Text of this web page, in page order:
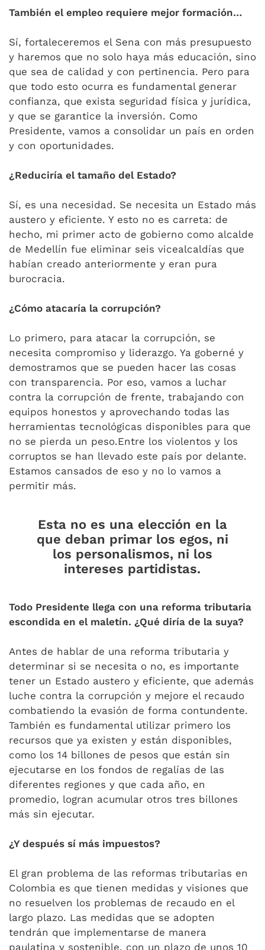
También el empleo requiere mejor formación…
Sí, fortaleceremos el Sena con más presupuesto
y haremos que no solo haya más educación, sino
que sea de calidad y con pertinencia. Pero para
que todo esto ocurra es fundamental generar
confianza, que exista seguridad física y jurídica,
y que se garantice la inversión. Como
Presidente, vamos a consolidar un país en orden
y con oportunidades.
¿Reduciría el tamaño del Estado?
Sí, es una necesidad. Se necesita un Estado más
austero y eficiente. Y esto no es carreta: de
hecho, mi primer acto de gobierno como alcalde
de Medellín fue eliminar seis vicealcaldías que
habían creado anteriormente y eran pura
burocracia.
¿Cómo atacaría la corrupción?
Lo primero, para atacar la corrupción, se
necesita compromiso y liderazgo. Ya goberné y
demostramos que se pueden hacer las cosas
con transparencia. Por eso, vamos a luchar
contra la corrupción de frente, trabajando con
equipos honestos y aprovechando todas las
herramientas tecnológicas disponibles para que
no se pierda un peso.Entre los violentos y los
corruptos se han llevado este país por delante.
Estamos cansados de eso y no lo vamos a
permitir más.
Esta no es una elección en la
que deban primar los egos, ni
los personalismos, ni los
intereses partidistas.
Todo Presidente llega con una reforma tributaria
escondida en el maletín. ¿Qué diría de la suya?
Antes de hablar de una reforma tributaria y
determinar si se necesita o no, es importante
tener un Estado austero y eficiente, que además
luche contra la corrupción y mejore el recaudo
combatiendo la evasión de forma contundente.
También es fundamental utilizar primero los
recursos que ya existen y están disponibles,
como los 14 billones de pesos que están sin
ejecutarse en los fondos de regalías de las
diferentes regiones y que cada año, en
promedio, logran acumular otros tres billones
más sin ejecutar.
¿Y después sí más impuestos?
El gran problema de las reformas tributarias en
Colombia es que tienen medidas y visiones que
no resuelven los problemas de recaudo en el
largo plazo. Las medidas que se adopten
tendrán que implementarse de manera
paulatina y sostenible, con un plazo de unos 10